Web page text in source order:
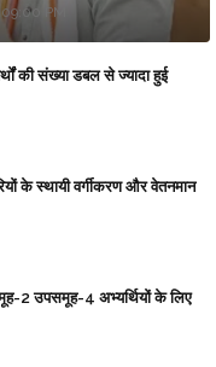
PM
की संख्या डबल से ज्यादा हुई
के स्थायी वर्गीकरण और वेतनमान
2 उपसमूह-4 अभ्यर्थियों के लिए